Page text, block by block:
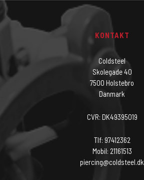
KONTAKT
Coldsteel
Skolegade 40
7500 Holstebro
Danmark
CVR: DK49395019
Tlf: 97412362
Mobil: 21161513
piercing@coldsteel.dk